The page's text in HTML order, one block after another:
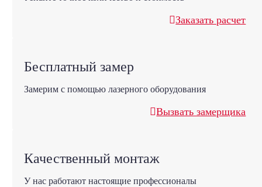
Заказать расчет
Бесплатный замер
Замерим с помощью лазерного оборудования
Вызвать замерщика
Качественный монтаж
У нас работают настоящие профессионалы